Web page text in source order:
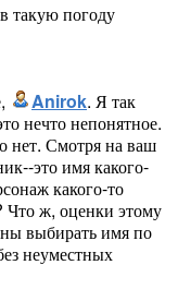
такую погоду
Anirok. Я так
нечто непонятное.
нет. Смотря на ваш
это имя какого-
какого-то
Что ж, оценки этому
выбирать имя по
неуместных